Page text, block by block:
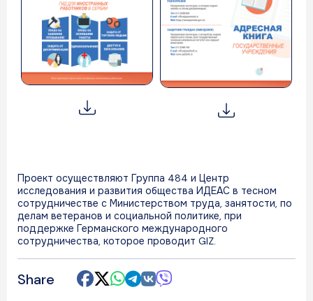
Проект осуществляют Группа 484 и Центр
исследования и развития общества ИДЕАС в тесном
сотрудничестве с Министерством труда, занятости, по
делам ветеранов и социальной политике, при
поддержке Германского международного
сотрудничества, которое проводит GIZ.
Share